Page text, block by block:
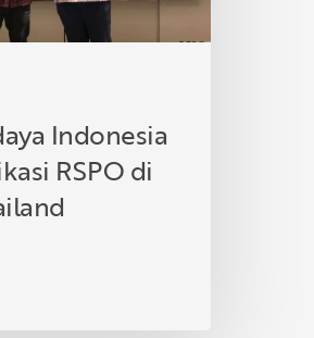
Indonesia
RSPO di